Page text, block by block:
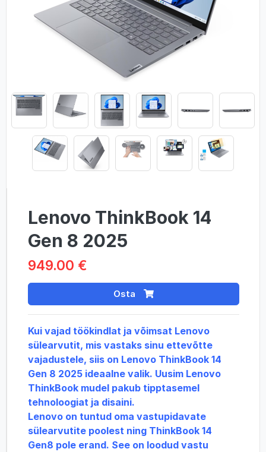
Lenovo ThinkBook 14
Gen 8 2025
949.00 €
Osta
Kui vajad töökindlat ja võimsat Lenovo
sülearvutit, mis vastaks sinu ettevõtte
vajadustele, siis on Lenovo ThinkBook 14
Gen 8 2025 ideaalne valik. Uusim Lenovo
ThinkBook mudel pakub tipptasemel
tehnoloogiat ja disaini.
Lenovo on tuntud oma vastupidavate
sülearvutite poolest ning ThinkBook 14
Gen8 pole erand. See on loodud vastu